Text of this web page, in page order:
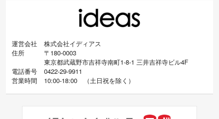
運営会社
株式会社イディアス
住所
〒180-0003
東京都武蔵野市吉祥寺南町1-8-1 三井吉祥寺ビル4F
電話番号
0422-29-9911
営業時間
10:00-18:00 （土日祝を除く）